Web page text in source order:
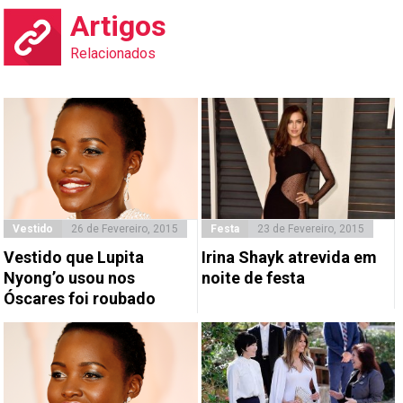
Artigos
Relacionados
Vestido 26 de Fevereiro, 2015
Vestido que Lupita
Nyong’o usou nos
Óscares foi roubado
Festa 23 de Fevereiro, 2015
Irina Shayk atrevida em
noite de festa